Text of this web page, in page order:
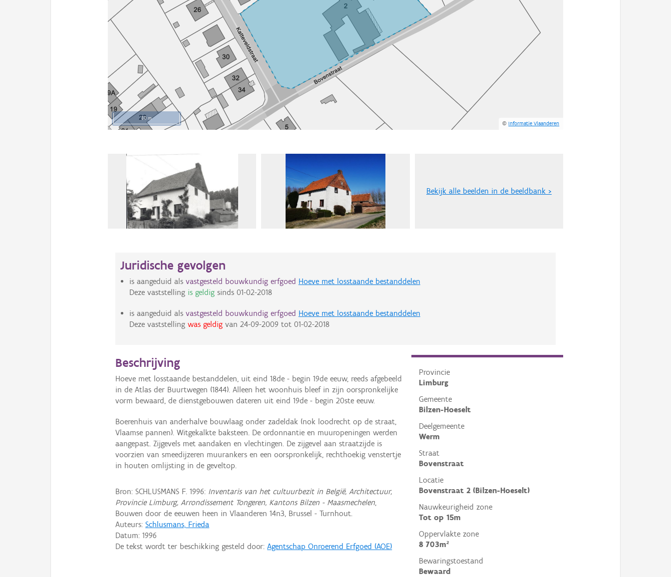
50 m
©Informatie Vlaanderen
Bekijk alle beelden in de beeldbank >
Juridische gevolgen
is aangeduid als vastgesteld bouwkundig erfgoed Hoeve met losstaande bestanddelen
Deze vaststelling is geldigsinds 01-02-2018
is aangeduid als vastgesteld bouwkundig erfgoed Hoeve met losstaande bestanddelen
Deze vaststelling was geldigvan 24-09-2009 tot 01-02-2018
Provincie
Limburg
Gemeente
Bilzen-Hoeselt
Deelgemeente
Werm
Straat
Bovenstraat
Locatie
Bovenstraat 2 (Bilzen-Hoeselt)
Nauwkeurigheid zone
Tot op 15m
Oppervlakte zone
8 703m²
Bewaringstoestand
Bewaard
Beschrijving
Hoeve met losstaande bestanddelen, uit eind 18de - begin 19de eeuw, reeds afgebeeld
in de Atlas der Buurtwegen (1844). Alleen het woonhuis bleef in zijn oorspronkelijke
vorm bewaard, de dienstgebouwen dateren uit eind 19de - begin 20ste eeuw.
Boerenhuis van anderhalve bouwlaag onder zadeldak (nok loodrecht op de straat,
Vlaamse pannen). Witgekalkte baksteen. De ordonnantie en muuropeningen werden
aangepast. Zijgevels met aandaken en vlechtingen. De zijgevel aan straatzijde is
voorzien van smeedijzeren muurankers en een oorspronkelijk, rechthoekig venstertje
in houten omlijsting in de geveltop.
Bron: SCHLUSMANS F. 1996: Inventaris van het cultuurbezit in België, Architectuur,
Provincie Limburg, Arrondissement Tongeren, Kantons Bilzen - Maasmechelen,
Bouwen door de eeuwen heen in Vlaanderen 14n3, Brussel - Turnhout.
Auteurs:Schlusmans, Frieda
Datum:1996
De tekst wordt ter beschikking gesteld door:Agentschap Onroerend Erfgoed (AOE)